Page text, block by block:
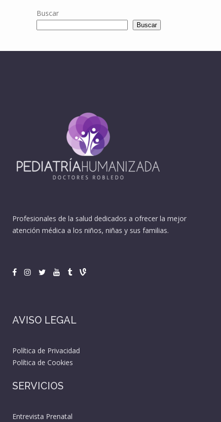
Buscar
Buscar
Profesionales de la salud dedicados a ofrecer la mejor
atención médica a los niños, niñas y sus familias.
AVISO LEGAL
Política de Privacidad
Política de Cookies
SERVICIOS
Entrevista Prenatal